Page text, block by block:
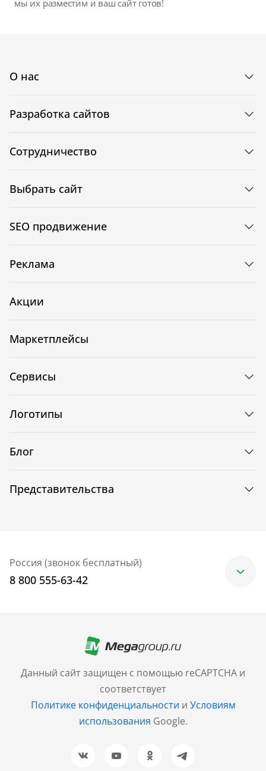
мы их разместим и ваш сайт готов!
Данный сайт защищен с помощью reCAPTCHA и
соответствует
Политике конфиденциальности и Условиям
использования Google.
О нас
Разработка сайтов
Сотрудничество
Выбрать сайт
SEO продвижение
Реклама
Акции
Маркетплейсы
Сервисы
Логотипы
Блог
Представительства
Россия (звонок бесплатный)
8 800 555-63-42
+7 (499) 705-30-10
Санкт-Петербург
+7 (812) 600-77-33
Барнаул
+7 (961) 999-93-93
Новосибирск